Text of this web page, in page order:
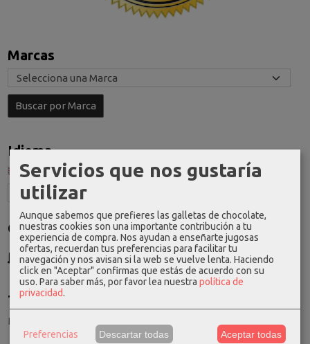
Marcas
Idioma
Costes de Envío
GRATIS *
Consultar Destinos
Tu Carrito (0)
El carrito de la compra está vacío
Servicios que nos gustaría
utilizar
Aunque sabemos que prefieres las galletas de chocolate,
nuestras cookies son una importante contribución a tu
experiencia de compra. Nos ayudan a enseñarte jugosas
ofertas, recuerdan tus preferencias para facilitar tu
navegación y nos avisan si la web se vuelve lenta. Haciendo
click en "Aceptar" confirmas que estás de acuerdo con su
uso. Para saber más, por favor lea nuestra política de
privacidad.
Preferencias Descartar todas Aceptar todas